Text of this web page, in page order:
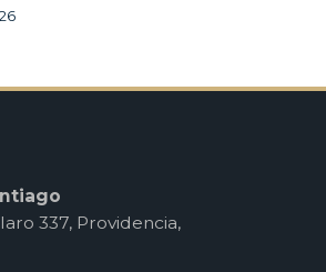
337, Providencia,